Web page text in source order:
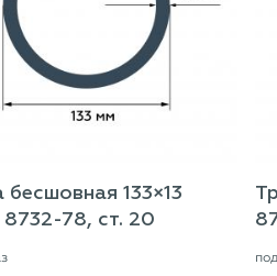
бесшовная 133×13
78, ст. 20